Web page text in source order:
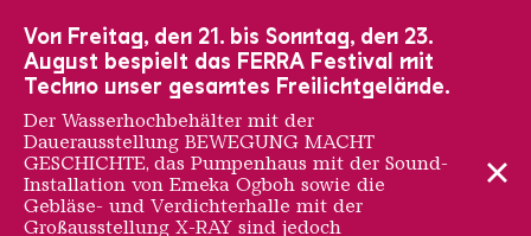
Von Freitag, den 21. bis Sonntag, den 23.
August bespielt das FERRA Festival mit
Techno unser gesamtes Freilichtgelände.
Der Wasserhochbehälter mit der
Dauerausstellung BEWEGUNG MACHT
GESCHICHTE, das Pumpenhaus mit der Sound-
Installation von Emeka Ogboh sowie die
Gebläse- und Verdichterhalle mit der
Großausstellung X-RAY sind jedoch